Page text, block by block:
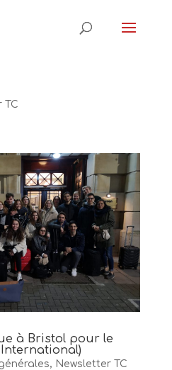
TC
à Bristol pour le
, Newsletter TC